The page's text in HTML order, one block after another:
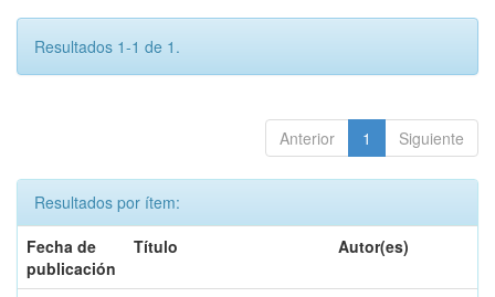
Resultados 1-1 de 1.
Anterior 1 Siguiente
Resultados por ítem:
Fecha de
publicación
Título Autor(es)